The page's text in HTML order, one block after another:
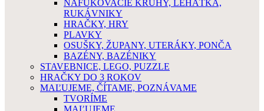
NAFUKOVACIE KRUHY, LEHÁTKA,
RUKÁVNIKY
HRAČKY, HRY
PLAVKY
OSUŠKY, ŽUPANY, UTERÁKY, PONČA
BAZÉNY, BAZÉNIKY
STAVEBNICE, LEGO, PUZZLE
HRAČKY DO 3 ROKOV
MAĽUJEME, ČÍTAME, POZNÁVAME
TVORÍME